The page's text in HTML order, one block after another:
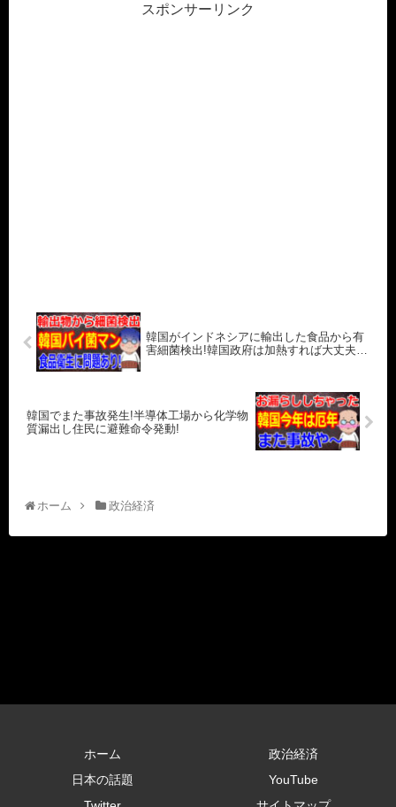
スポンサーリンク
韓国がインドネシアに輸出した食品から有
害細菌検出!韓国政府は加熱すれば大丈夫…
韓国でまた事故発生!半導体工場から化学物
質漏出し住民に避難命令発動!
ホーム 政治経済
ホーム
政治経済
日本の話題
YouTube